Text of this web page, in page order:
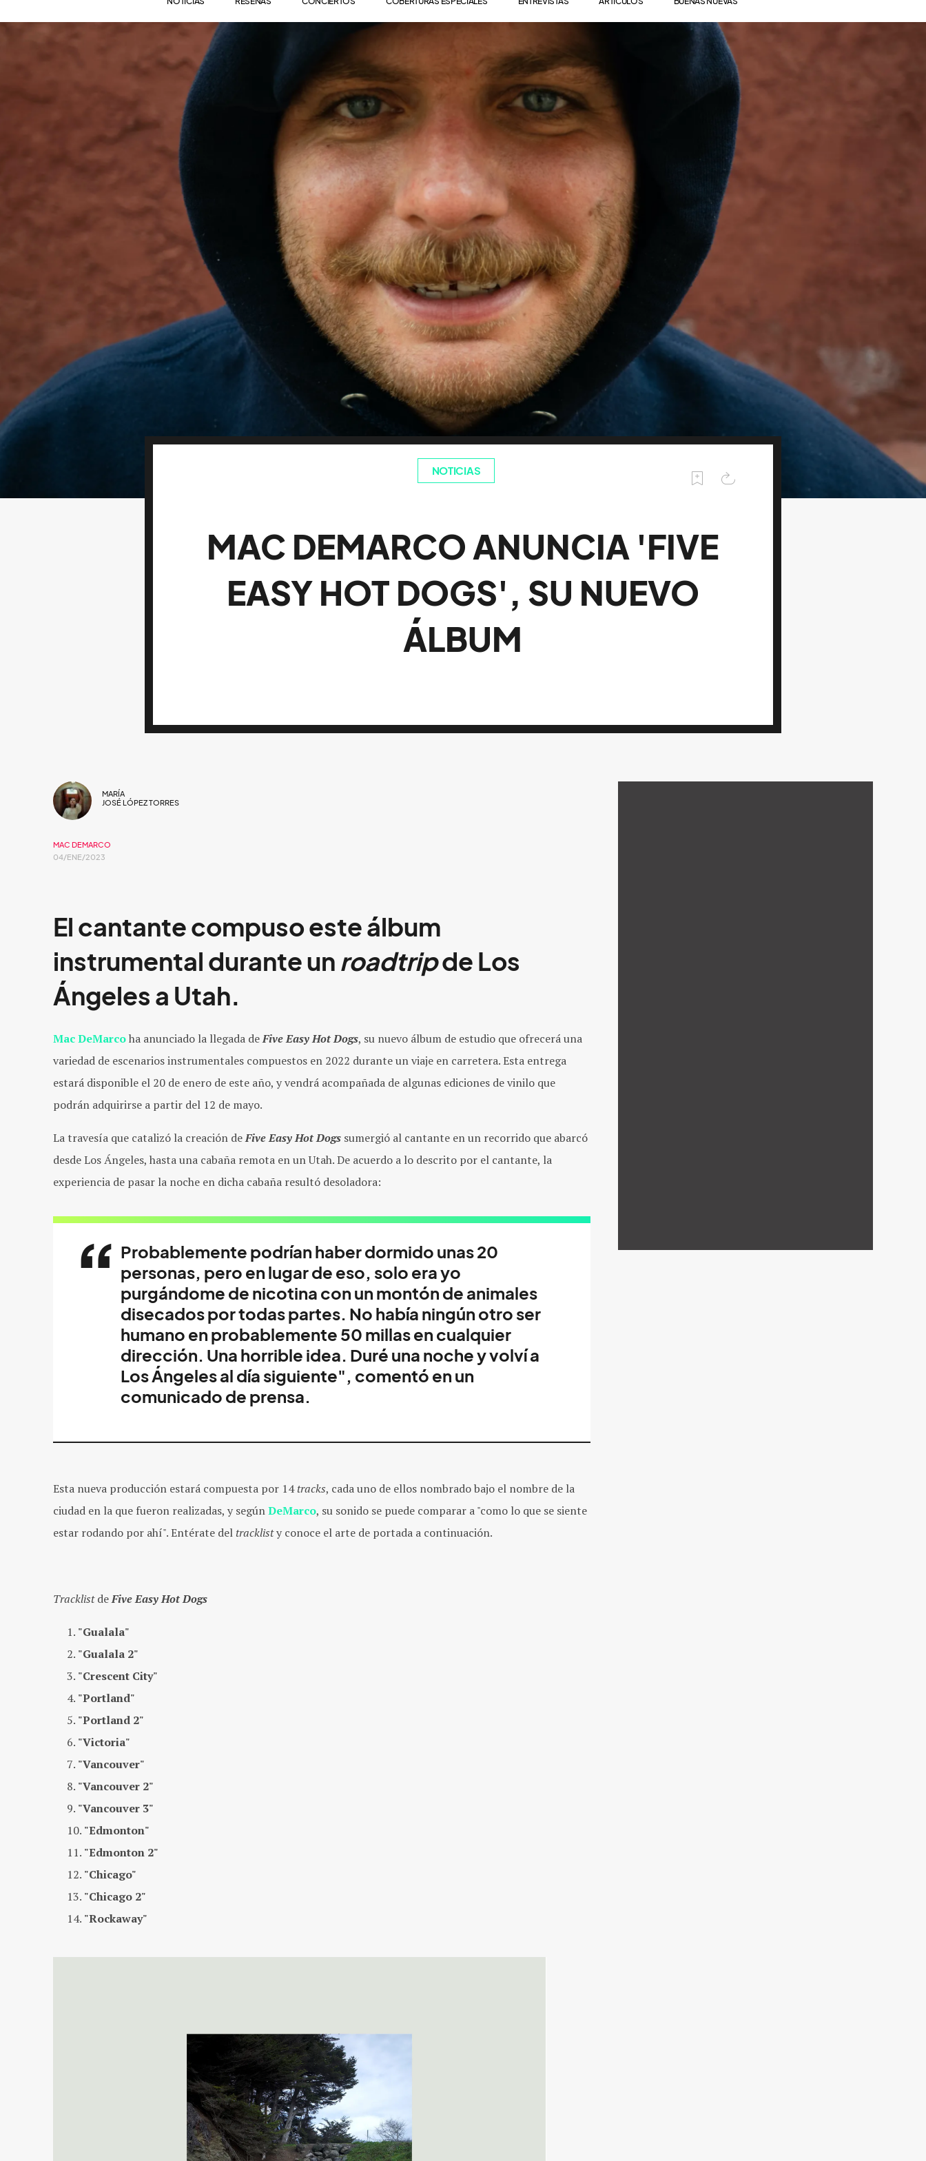
NOTICIAS
MAC DEMARCO ANUNCIA 'FIVE
EASY HOT DOGS', SU NUEVO
ÁLBUM
MARÍA
JOSÉ LÓPEZ TORRES
MAC DEMARCO
04/ENE/2023
El cantante compuso este álbum
instrumental durante un roadtripde Los
Ángeles a Utah.
Mac DeMarcoha anunciado la llegada deFive Easy Hot Dogs, su nuevo álbum de estudio que ofrecerá una
variedad de escenarios instrumentales compuestos en 2022 durante un viaje en carretera. Esta entrega
estará disponible el 20 de enero de este año, y vendrá acompañada de algunas ediciones de vinilo que
podrán adquirirse a partir del 12 de mayo.
La travesía que catalizó la creación deFive Easy Hot Dogs sumergió al cantante en un recorrido que abarcó
desde Los Ángeles, hasta una cabaña remota en un Utah. De acuerdo a lo descrito por el cantante, la
experiencia de pasar la noche en dicha cabaña resultó desoladora:
Probablemente podrían haber dormido unas 20
personas, pero en lugar de eso, solo era yo
purgándome de nicotina con un montón de animales
disecados por todas partes. No había ningún otro ser
humano en probablemente 50 millas en cualquier
dirección. Una horrible idea. Duré una noche y volví a
Los Ángeles al día siguiente", comentó en un
comunicado de prensa.
Esta nueva producción estará compuesta por 14tracks, cada uno de ellos nombrado bajo el nombre de la
ciudad en la que fueron realizadas, y segúnDeMarco, su sonido se puede comparar a "como lo que se siente
estar rodando por ahí". Entérate del tracklisty conoce el arte de portada a continuación.
TracklistdeFive Easy Hot Dogs
"Gualala"
"Gualala 2"
"Crescent City"
"Portland"
"Portland 2"
"Victoria"
"Vancouver"
"Vancouver 2"
"Vancouver 3"
"Edmonton"
"Edmonton 2"
"Chicago"
"Chicago 2"
"Rockaway"